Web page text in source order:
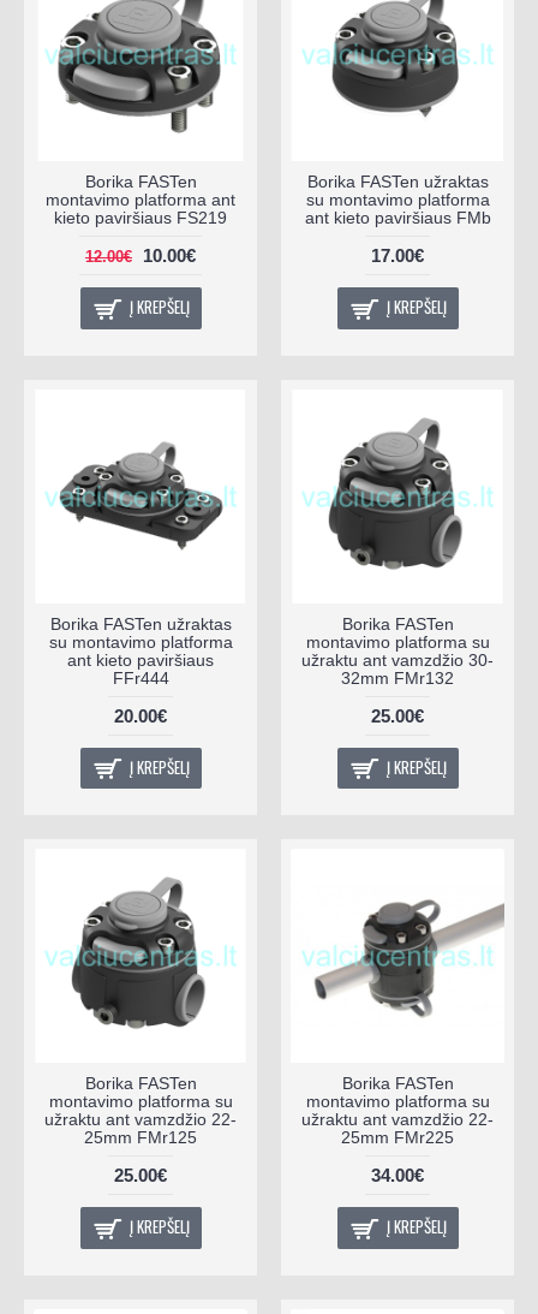
Borika FASTen
montavimo platforma ant
kieto paviršiaus FS219
12.00€ 10.00€
Į KREPŠELĮ
Borika FASTen užraktas
su montavimo platforma
ant kieto paviršiaus FMb
17.00€
Į KREPŠELĮ
Borika FASTen užraktas
su montavimo platforma
ant kieto paviršiaus
FFr444
20.00€
Į KREPŠELĮ
Borika FASTen
montavimo platforma su
užraktu ant vamzdžio 30-
32mm FMr132
25.00€
Į KREPŠELĮ
Borika FASTen
montavimo platforma su
užraktu ant vamzdžio 22-
25mm FMr125
25.00€
Į KREPŠELĮ
Borika FASTen
montavimo platforma su
užraktu ant vamzdžio 22-
25mm FMr225
34.00€
Į KREPŠELĮ